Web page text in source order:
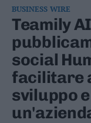
Attualità
Economia
Cultura
e
Spettacoli
Salute
Benessere
Montagna
Tecnologia
BUSINESS WIRE
Teamily
social
facilitare
sviluppo